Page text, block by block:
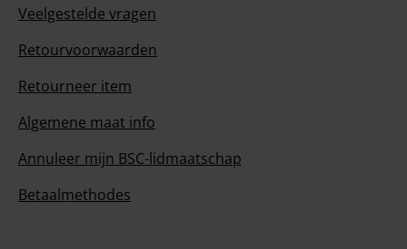
Veelgestelde vragen
Retourvoorwaarden
Retourneer item
Algemene maat info
Annuleer mijn BSC-lidmaatschap
Betaalmethodes